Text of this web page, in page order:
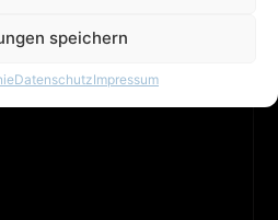
speichern
DatenschutzImpressum